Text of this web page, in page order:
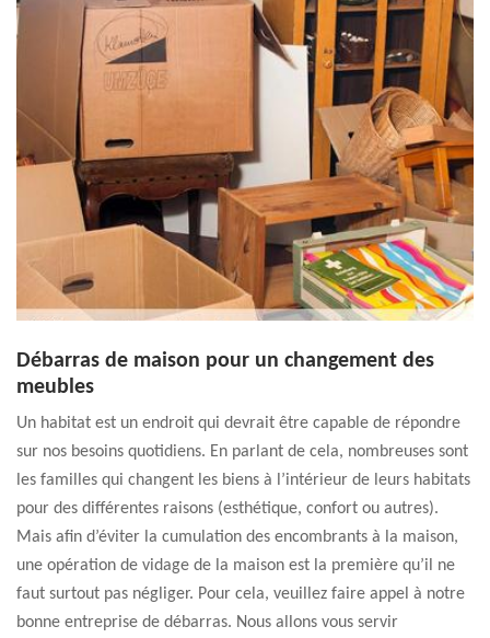
Débarras de maison pour un changement des
meubles
Un habitat est un endroit qui devrait être capable de répondre
sur nos besoins quotidiens. En parlant de cela, nombreuses sont
les familles qui changent les biens à l’intérieur de leurs habitats
pour des différentes raisons (esthétique, confort ou autres).
Mais afin d’éviter la cumulation des encombrants à la maison,
une opération de vidage de la maison est la première qu’il ne
faut surtout pas négliger. Pour cela, veuillez faire appel à notre
bonne entreprise de débarras. Nous allons vous servir